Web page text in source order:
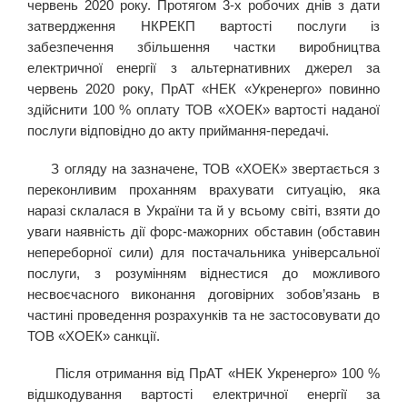
червень 2020 року. Протягом 3-х робочих днів з дати
затвердження НКРЕКП вартості послуги із
забезпечення збільшення частки виробництва
електричної енергії з альтернативних джерел за
червень 2020 року, ПрАТ «НЕК «Укренерго» повинно
здійснити 100 % оплату ТОВ «ХОЕК» вартості наданої
послуги відповідно до акту приймання-передачі.
З огляду на зазначене, ТОВ «ХОЕК» звертається з
переконливим проханням врахувати ситуацію, яка
наразі склалася в України та й у всьому світі, взяти до
уваги наявність дії форс-мажорних обставин (обставин
непереборної сили) для постачальника універсальної
послуги, з розумінням віднестися до можливого
несвоєчасного виконання договірних зобов’язань в
частині проведення розрахунків та не застосовувати до
ТОВ «ХОЕК» санкції.
Після отримання від ПрАТ «НЕК Укренерго» 100 %
відшкодування вартості електричної енергії за